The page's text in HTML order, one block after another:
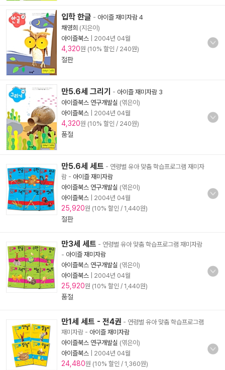
입학 한글 - 아이즐 재미자람 4
채영희 (지은이)
아이즐북스
2004년 04월
4,320원 (10% 할인 / 240원)
절판
만5.6세 그리기 - 아이즐 재미자람 3
아이즐북스 연구개발실 (엮은이)
아이즐북스
2004년 04월
4,320원 (10% 할인 / 240원)
품절
만5.6세 세트 - 연령별 유아 맞춤 학습프로그램 재미자
람 - 아이즐 재미자람
아이즐북스 연구개발실 (엮은이)
아이즐북스
2004년 04월
25,920원 (10% 할인 / 1,440원)
절판
만3세 세트 - 연령별 유아 맞춤 학습프로그램 재미자람
- 아이즐 재미자람
아이즐북스 연구개발실 (엮은이)
아이즐북스
2004년 04월
25,920원 (10% 할인 / 1,440원)
품절
만1세 세트 - 전4권 - 연령별 유아 맞춤 학습프로그램
재미자람 - 아이즐 재미자람
아이즐북스 연구개발실 (엮은이)
아이즐북스
2004년 04월
24,480원 (10% 할인 / 1,360원)